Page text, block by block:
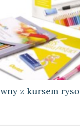
z kursem